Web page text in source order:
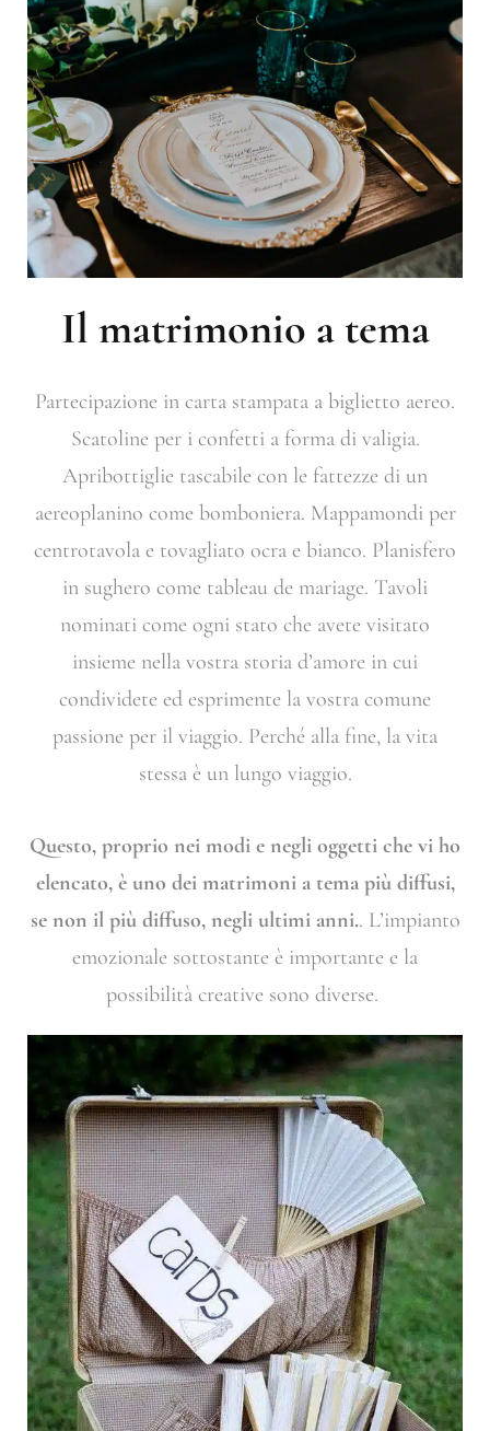
Il matrimonio a tema
Partecipazione in carta stampata a biglietto aereo.
Scatoline per i confetti a forma di valigia.
Apribottiglie tascabile con le fattezze di un
aereoplanino come bomboniera. Mappamondi per
centrotavola e tovagliato ocra e bianco. Planisfero
in sughero come tableau de mariage. Tavoli
nominati come ogni stato che avete visitato
insieme nella vostra storia d’amore in cui
condividete ed esprimente la vostra comune
passione per il viaggio. Perché alla fine, la vita
stessa è un lungo viaggio.
Questo, proprio nei modi e negli oggetti che vi ho
elencato, è uno dei matrimoni a tema più diffusi,
se non il più diffuso, negli ultimi anni.. L’impianto
emozionale sottostante è importante e la
possibilità creative sono diverse.